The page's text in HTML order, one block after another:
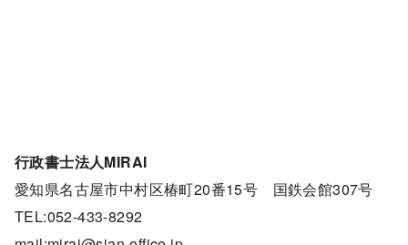
行政書士法人MIRAI
愛知県名古屋市中村区椿町20番15号 国鉄会館307号
TEL:052-433-8292